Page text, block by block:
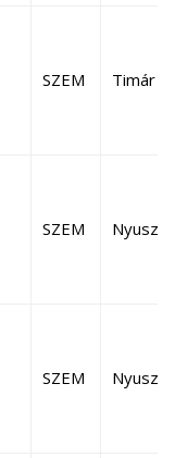
SZEM Timár
SZEM
SZEM